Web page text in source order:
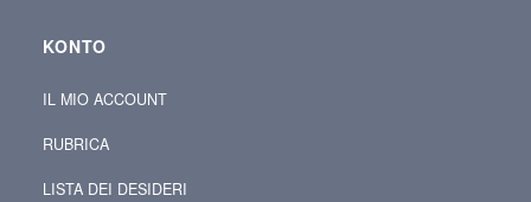
KONTO
IL MIO ACCOUNT
RUBRICA
LISTA DEI DESIDERI